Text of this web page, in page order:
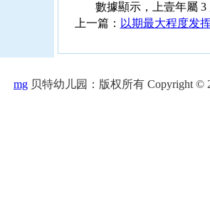
數據顯示，上壹年屬 3
上一篇： 以期最大程度发
mg 贝特幼儿园：版权所有 Copyright ©